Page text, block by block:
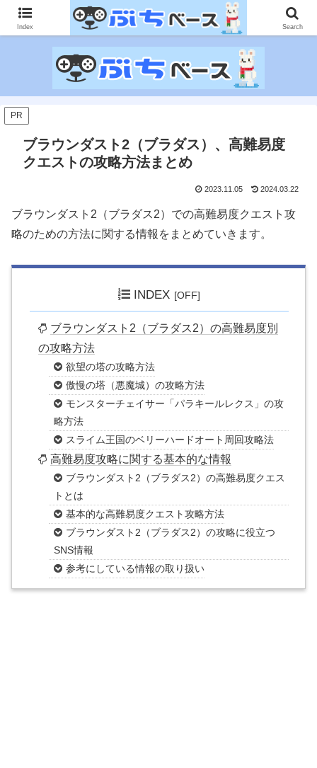
ゲームに課金して得た情報をゲーム記事に仕上げて、収益以上の課金をする無
限機関サイトです。
PR
ブラウンダスト2（ブラダス）、高難易度
クエストの攻略方法まとめ
2023.11.05 2024.03.22
ブラウンダスト2（ブラダス2）での高難易度クエスト攻
略のための方法に関する情報をまとめていきます。
INDEX
ブラウンダスト2（ブラダス2）の高難易度別
の攻略方法
欲望の塔の攻略方法
傲慢の塔（悪魔城）の攻略方法
モンスターチェイサー「パラキールレクス」の攻
略方法
スライム王国のベリーハードオート周回攻略法
高難易度攻略に関する基本的な情報
ブラウンダスト2（ブラダス2）の高難易度クエス
トとは
基本的な高難易度クエスト攻略方法
ブラウンダスト2（ブラダス2）の攻略に役立つ
SNS情報
参考にしている情報の取り扱い
Index Search